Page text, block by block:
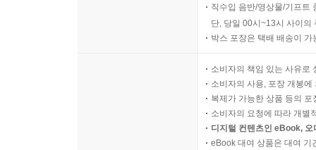
직수입 음반/영상물/기프트
단, 당일 00시~13시 사이의
박스 포장은 택배 배송이
소비자의 책임 있는 사유로
소비자의 사용, 포장 개봉
복제가 가능한 상품 등의
소비자의 요청에 따라 개별
디지털 컨텐츠인 eBook,
eBook 대여 상품은 대여 기